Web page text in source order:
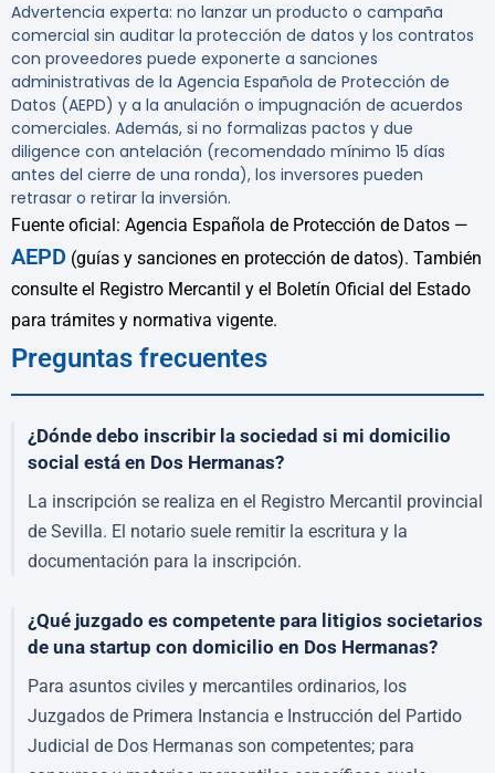
Advertencia experta: no lanzar un producto o campaña
comercial sin auditar la protección de datos y los contratos
con proveedores puede exponerte a sanciones
administrativas de la Agencia Española de Protección de
Datos (AEPD) y a la anulación o impugnación de acuerdos
comerciales. Además, si no formalizas pactos y due
diligence con antelación (recomendado mínimo 15 días
antes del cierre de una ronda), los inversores pueden
retrasar o retirar la inversión.
Fuente oficial: Agencia Española de Protección de Datos —
AEPD (guías y sanciones en protección de datos). También
consulte el Registro Mercantil y el Boletín Oficial del Estado
para trámites y normativa vigente.
Preguntas frecuentes
¿Dónde debo inscribir la sociedad si mi domicilio
social está en Dos Hermanas?
La inscripción se realiza en el Registro Mercantil provincial
de Sevilla. El notario suele remitir la escritura y la
documentación para la inscripción.
¿Qué juzgado es competente para litigios societarios
de una startup con domicilio en Dos Hermanas?
Para asuntos civiles y mercantiles ordinarios, los
Juzgados de Primera Instancia e Instrucción del Partido
Judicial de Dos Hermanas son competentes; para